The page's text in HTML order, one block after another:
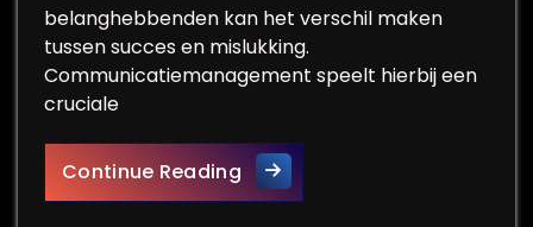
belanghebbenden kan het verschil maken
tussen succes en mislukking.
Communicatiemanagement speelt hierbij een
cruciale
Continue ReadingOptimaliseer uw